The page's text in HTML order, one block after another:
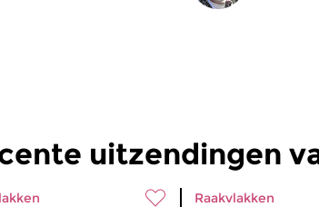
uitzendingen
Raakvlakken